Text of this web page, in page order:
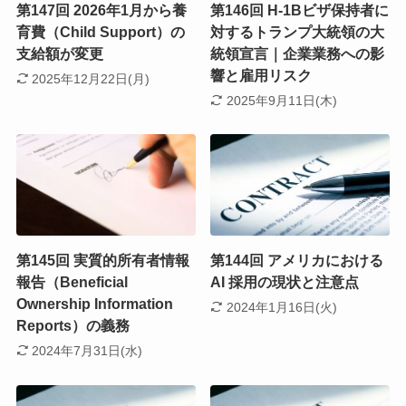
第147回 2026年1月から養
育費（Child Support）の
支給額が変更
2025年12月22日(月)
第146回 H-1Bビザ保持者に
対するトランプ大統領の大
統領宣言｜企業業務への影
響と雇用リスク
2025年9月11日(木)
第145回 実質的所有者情報
報告（Beneficial
Ownership Information
Reports）の義務
2024年7月31日(水)
第144回 アメリカにおける
AI 採用の現状と注意点
2024年1月16日(火)